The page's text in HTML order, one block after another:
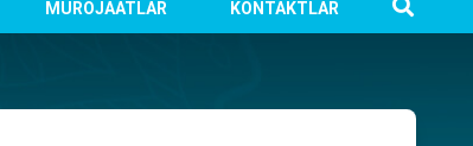
MUROJAATLAR KONTAKTLAR